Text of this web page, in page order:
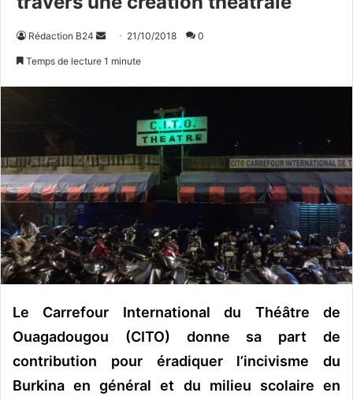
Rédaction B24
u
n
c
u
r
r
e
l
21/10/2018 0
Temps de lecture 1 minute
Le Carrefour International du Théâtre de
Ouagadougou (CITO) donne sa part de
contribution pour éradiquer l’incivisme du
Burkina en général et du milieu scolaire en